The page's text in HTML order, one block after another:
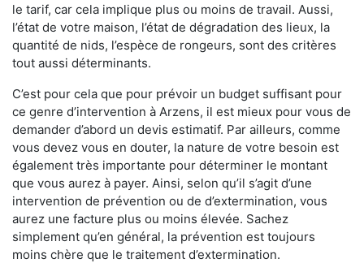
le tarif, car cela implique plus ou moins de travail. Aussi,
l’état de votre maison, l’état de dégradation des lieux, la
quantité de nids, l’espèce de rongeurs, sont des critères
tout aussi déterminants.
C’est pour cela que pour prévoir un budget suffisant pour
ce genre d’intervention à Arzens, il est mieux pour vous de
demander d’abord un devis estimatif. Par ailleurs, comme
vous devez vous en douter, la nature de votre besoin est
également très importante pour déterminer le montant
que vous aurez à payer. Ainsi, selon qu’il s’agit d’une
intervention de prévention ou de d’extermination, vous
aurez une facture plus ou moins élevée. Sachez
simplement qu’en général, la prévention est toujours
moins chère que le traitement d’extermination.